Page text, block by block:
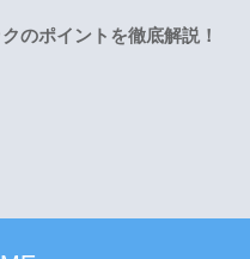
のポイントを徹底解説！